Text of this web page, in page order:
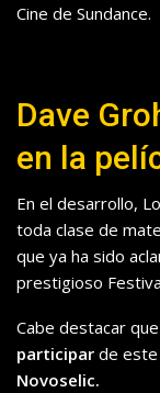
Cine de Sundance.
Dave
en la
En el desarrollo,
toda clase de
que ya ha sido
prestigioso
Cabe destacar
participar de este
Novoselic.